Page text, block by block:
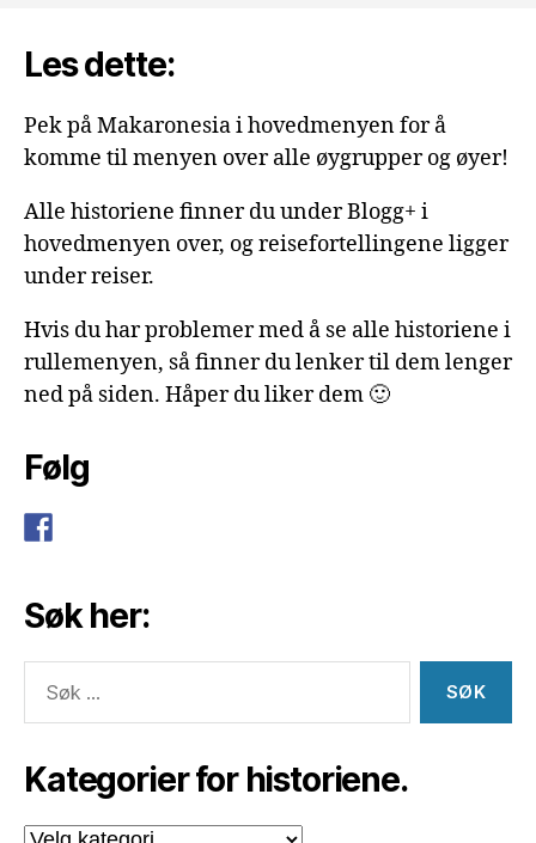
Les dette:
Pek på Makaronesia i hovedmenyen for å
komme til menyen over alle øygrupper og øyer!
Alle historiene finner du under Blogg+ i
hovedmenyen over, og reisefortellingene ligger
under reiser.
Hvis du har problemer med å se alle historiene i
rullemenyen, så finner du lenker til dem lenger
ned på siden. Håper du liker dem 🙂
Følg
Søk her:
etter:
Kategorier for historiene.
Kategorier